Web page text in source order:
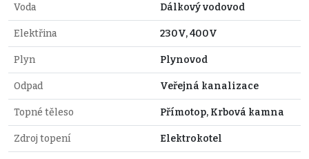
Voda Dálkový vodovod
Elektřina 230V, 400V
Plyn Plynovod
Odpad Veřejná kanalizace
Topné těleso Přímotop, Krbová kamna
Zdroj topení Elektrokotel